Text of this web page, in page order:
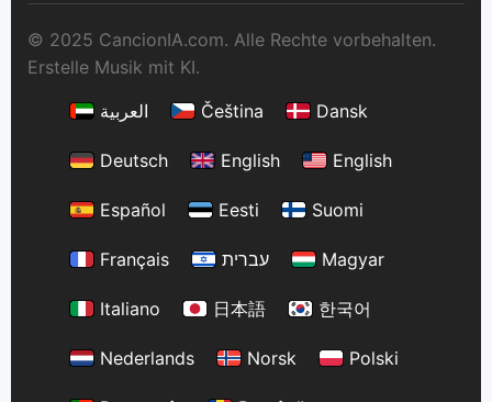
© 2025 CancionIA.com. Alle Rechte vorbehalten.
Erstelle Musik mit KI.
العربية
Čeština Dansk
Deutsch English English
Español Eesti Suomi
Français עברית Magyar
Italiano 日本語 한국어
Nederlands Norsk Polski